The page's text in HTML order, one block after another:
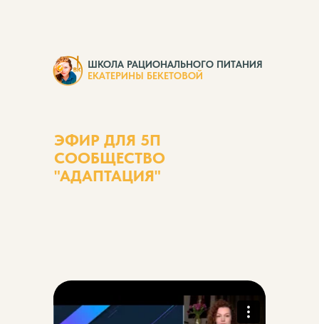
ЭФИР ДЛЯ 5П
СООБЩЕСТВО
"АДАПТАЦИЯ"
ШКОЛА РАЦИОНАЛЬНОГО ПИТАНИЯ
ЕКАТЕРИНЫ БЕКЕТОВОЙ